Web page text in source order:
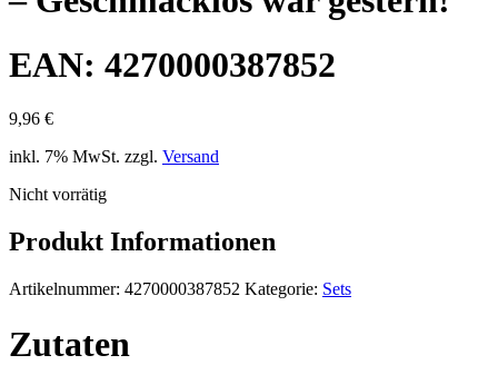
EAN: 4270000387852
9,96 €
inkl. 7% MwSt. zzgl. Versand
Nicht vorrätig
Produkt Informationen
Artikelnummer: 4270000387852 Kategorie: Sets
Zutaten